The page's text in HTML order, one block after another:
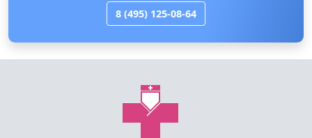
8 (495) 125-08-64